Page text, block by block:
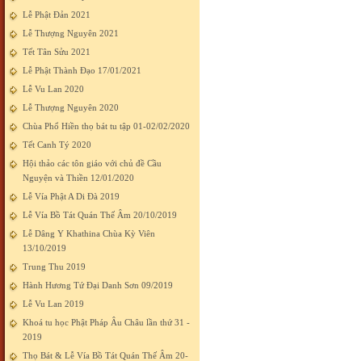
Lễ Phật Đản 2021
Lễ Thượng Nguyên 2021
Tết Tân Sửu 2021
Lễ Phật Thành Đạo 17/01/2021
Lễ Vu Lan 2020
Lễ Thượng Nguyên 2020
Chùa Phổ Hiền thọ bát tu tập 01-02/02/2020
Tết Canh Tý 2020
Hội thảo các tôn giáo với chủ đề Cầu
Nguyện và Thiền 12/01/2020
Lễ Vía Phật A Di Đà 2019
Lễ Vía Bồ Tát Quán Thế Âm 20/10/2019
Lễ Dâng Y Khathina Chùa Kỳ Viên
13/10/2019
Trung Thu 2019
Hành Hương Tứ Đại Danh Sơn 09/2019
Lễ Vu Lan 2019
Khoá tu học Phật Pháp Âu Châu lần thứ 31 -
2019
Thọ Bát & Lễ Vía Bồ Tát Quán Thế Âm 20-